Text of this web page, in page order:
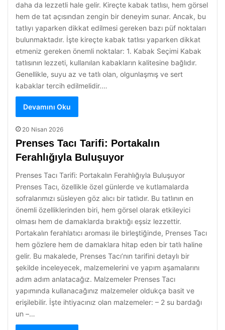
daha da lezzetli hale gelir. Kireçte kabak tatlısı, hem görsel
hem de tat açısından zengin bir deneyim sunar. Ancak, bu
tatlıyı yaparken dikkat edilmesi gereken bazı püf noktaları
bulunmaktadır. İşte kireçte kabak tatlısı yaparken dikkat
etmeniz gereken önemli noktalar: 1. Kabak Seçimi Kabak
tatlısının lezzeti, kullanılan kabakların kalitesine bağlıdır.
Genellikle, suyu az ve tatlı olan, olgunlaşmış ve sert
kabaklar tercih edilmelidir.…
Devamını Oku
20 Nisan 2026
Prenses Tacı Tarifi: Portakalın
Ferahlığıyla Buluşuyor
Prenses Tacı Tarifi: Portakalın Ferahlığıyla Buluşuyor
Prenses Tacı, özellikle özel günlerde ve kutlamalarda
sofralarımızı süsleyen göz alıcı bir tatlıdır. Bu tatlının en
önemli özelliklerinden biri, hem görsel olarak etkileyici
olması hem de damaklarda bıraktığı eşsiz lezzettir.
Portakalın ferahlatıcı aroması ile birleştiğinde, Prenses Tacı
hem gözlere hem de damaklara hitap eden bir tatlı haline
gelir. Bu makalede, Prenses Tacı’nın tarifini detaylı bir
şekilde inceleyecek, malzemelerini ve yapım aşamalarını
adım adım anlatacağız. Malzemeler Prenses Tacı
yapımında kullanacağınız malzemeler oldukça basit ve
erişilebilir. İşte ihtiyacınız olan malzemeler: – 2 su bardağı
un –…